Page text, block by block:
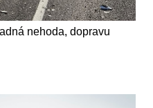
nehoda, dopravu